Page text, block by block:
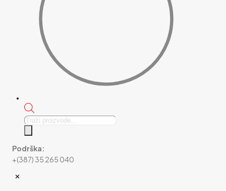
Products
Podrška:
+(387) 35 265 040
✕